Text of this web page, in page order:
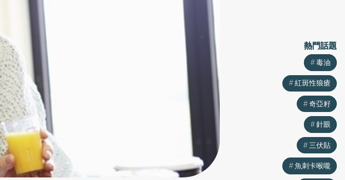
熱門話題
毒油
紅斑性狼瘡
奇亞籽
針眼
三伏貼
魚刺卡喉嚨
熱門話題
毒油
紅斑性狼瘡
奇亞籽
針眼
三伏貼
魚刺卡喉嚨